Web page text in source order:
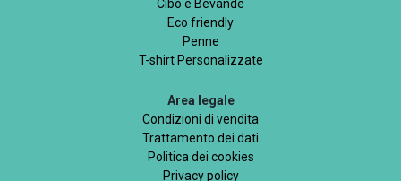
Cibo e Bevande
Eco friendly
Penne
T-shirt Personalizzate
Area legale
Condizioni di vendita
Trattamento dei dati
Politica dei cookies
Privacy policy